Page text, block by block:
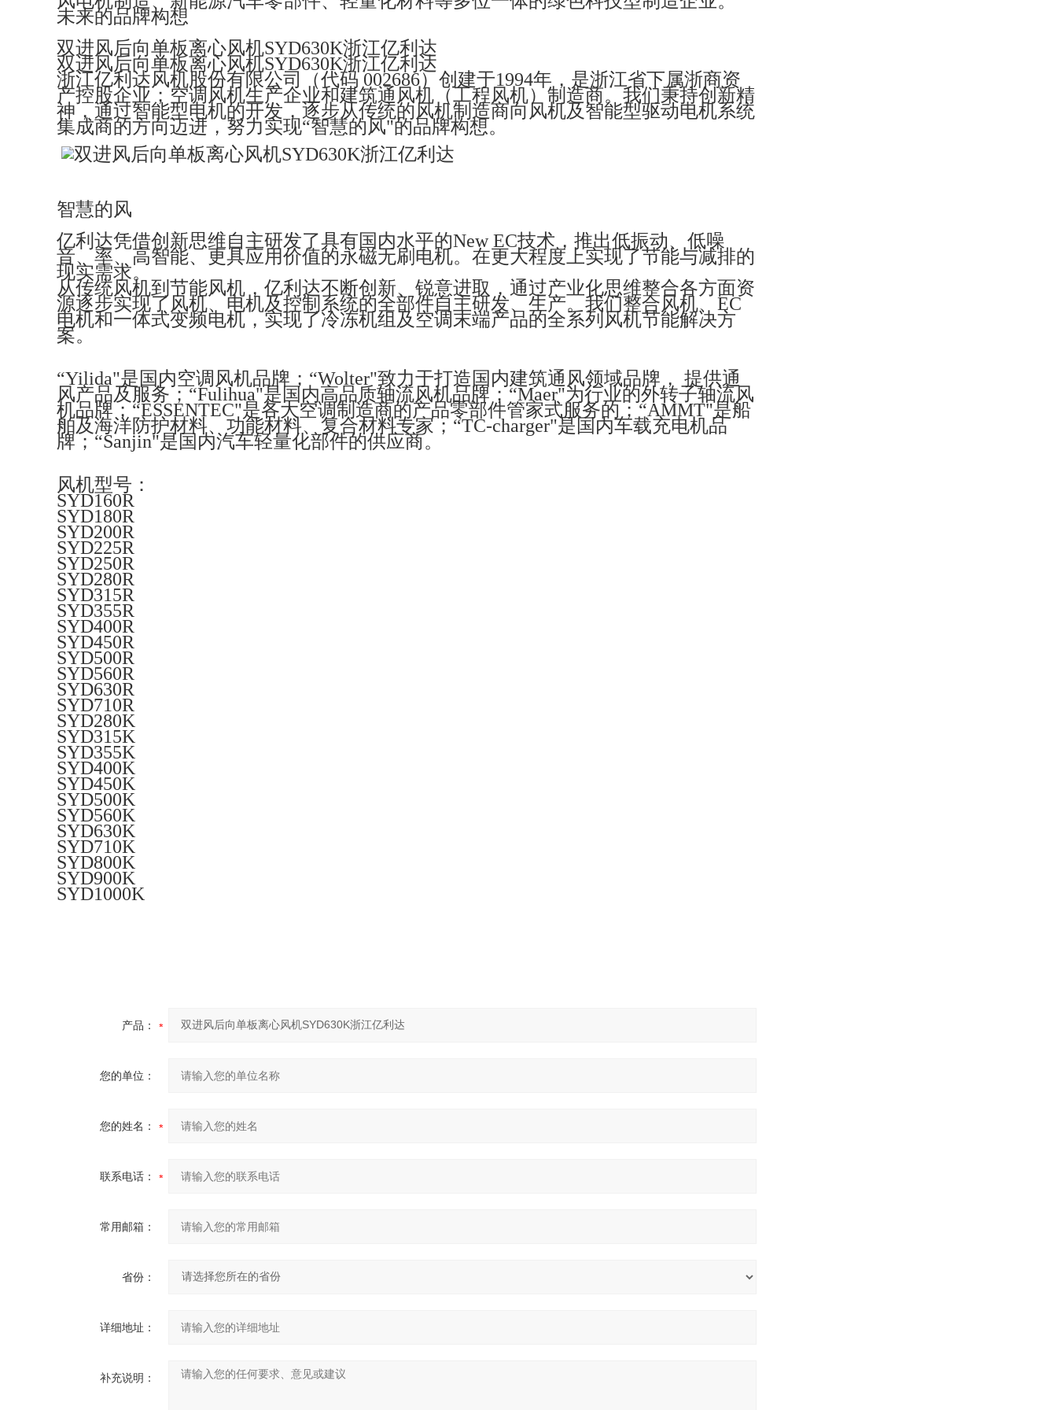
未来的品牌构想
双进风后向单板离心风机SYD630K浙江亿利达
双进风后向单板离心风机SYD630K浙江亿利达
浙江亿利达风机股份有限公司（代码 002686）创建于1994年，是浙江省下属浙商资
产控股企业；空调风机生产企业和建筑通风机（工程风机）制造商。我们秉持创新精
神，通过智能型电机的开发，逐步从传统的风机制造商向风机及智能型驱动电机系统
集成商的方向迈进，努力实现“智慧的风"的品牌构想。
智慧的风
亿利达凭借创新思维自主研发了具有国内水平的New EC技术，推出低振动、低噪
音、率、高智能、更具应用价值的永磁无刷电机。在更大程度上实现了节能与减排的
现实需求。
从传统风机到节能风机，亿利达不断创新、锐意进取，通过产业化思维整合各方面资
源逐步实现了风机、电机及控制系统的全部件自主研发、生产。我们整合风机、EC
电机和一体式变频电机，实现了冷冻机组及空调末端产品的全系列风机节能解决方
案。
“Yilida"是国内空调风机品牌；“Wolter"致力于打造国内建筑通风领域品牌， 提供通
风产品及服务；“Fulihua"是国内高品质轴流风机品牌；“Maer"为行业的外转子轴流风
机品牌；“ESSENTEC"是各大空调制造商的产品零部件管家式服务的；“AMMT"是船
舶及海洋防护材料、功能材料、复合材料专家；“TC-charger"是国内车载充电机品
牌；“Sanjin"是国内汽车轻量化部件的供应商。
风机型号：
SYD160R
SYD180R
SYD200R
SYD225R
SYD250R
SYD280R
SYD315R
SYD355R
SYD400R
SYD450R
SYD500R
SYD560R
SYD630R
SYD710R
SYD280K
SYD315K
SYD355K
SYD400K
SYD450K
SYD500K
SYD560K
SYD630K
SYD710K
SYD800K
SYD900K
SYD1000K
产品：
您的单位：
您的姓名：
联系电话：
常用邮箱：
省份：
详细地址：
补充说明：